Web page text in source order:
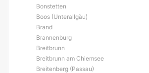
Bonstetten
Boos (Unterallgäu)
Brand
Brannenburg
Breitbrunn
Breitbrunn am Chiemsee
Breitenberg (Passau)